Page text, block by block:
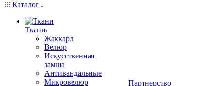
Каталог
Ткани
Жаккард
Велюр
Искусственная
замша
Антивандальные
Микровелюр
Партнерство